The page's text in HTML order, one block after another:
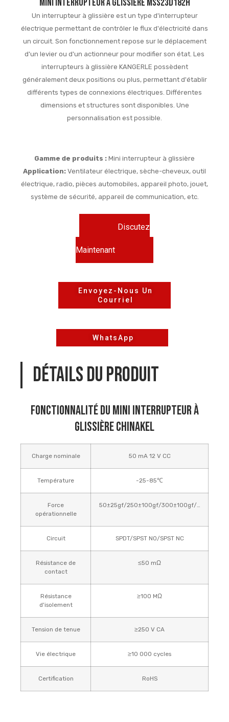
Mini interrupteur à glissière MSS23D182H
Un interrupteur à glissière est un type d'interrupteur
électrique permettant de contrôler le flux d'électricité dans
un circuit. Son fonctionnement repose sur le déplacement
d'un levier ou d'un actionneur pour modifier son état. Les
interrupteurs à glissière KANGERLE possèdent
généralement deux positions ou plus, permettant d'établir
différents types de connexions électriques. Différentes
dimensions et structures sont disponibles. Une
personnalisation est possible.
Gamme de produits : Mini interrupteur à glissière
Application: Ventilateur électrique, sèche-cheveux, outil
électrique, radio, pièces automobiles, appareil photo, jouet,
système de sécurité, appareil de communication, etc.
Discutez
Maintenant
Envoyez-Nous Un
Courriel
WhatsApp
DÉTAILS DU PRODUIT
Fonctionnalité du mini interrupteur à
glissière Chinakel
Charge nominale 50 mA 12 V CC
Température -25-85℃
Force
opérationnelle
50±25gf/250±100gf/300±100gf/…
Circuit SPDT/SPST NO/SPST NC
Résistance de
contact
≤50 mΩ
Résistance
d'isolement
≥100 MΩ
Tension de tenue ≥250 V CA
Vie électrique ≥10 000 cycles
Certification RoHS